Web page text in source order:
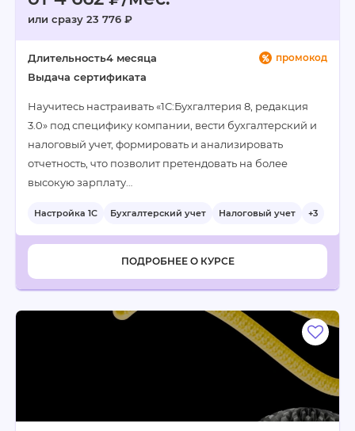
или сразу 23 776 ₽
промокод
Длительность4 месяца
Выдача сертификата
Научитесь настраивать «1С:Бухгалтерия 8, редакция
3.0» под специфику компании, вести бухгалтерский и
налоговый учет, формировать и анализировать
отчетность, что позволит претендовать на более
высокую зарплату…
Настройка 1С Бухгалтерский учет Налоговый учет +3
ПОДРОБНЕЕ О КУРСЕ